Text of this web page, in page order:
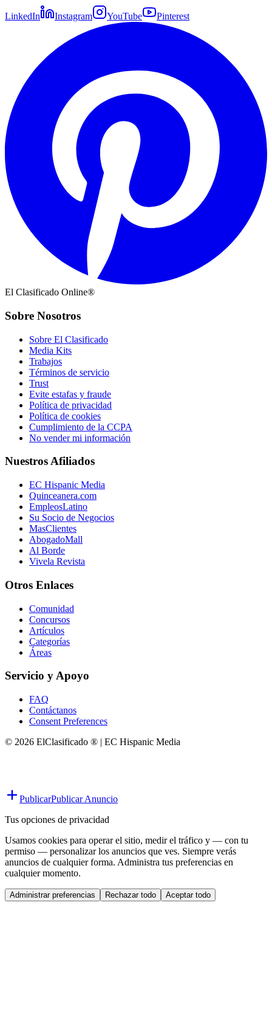
LinkedIn Instagram YouTube Pinterest
El Clasificado Online®
Sobre Nosotros
Sobre El Clasificado
Media Kits
Trabajos
Términos de servicio
Trust
Evite estafas y fraude
Política de privacidad
Política de cookies
Cumplimiento de la CCPA
No vender mi información
Nuestros Afiliados
EC Hispanic Media
Quinceanera.com
EmpleosLatino
Su Socio de Negocios
MasClientes
AbogadoMall
Al Borde
Vivela Revista
Otros Enlaces
Comunidad
Concursos
Artículos
Categorías
Áreas
Servicio y Apoyo
FAQ
Contáctanos
Consent Preferences
© 2026 ElClasificado ® | EC Hispanic Media
PublicarPublicar Anuncio
Tus opciones de privacidad
Usamos cookies para operar el sitio, medir el tráfico y — con tu
permiso — personalizar los anuncios que ves. Siempre verás
anuncios de cualquier forma. Administra tus preferencias en
cualquier momento.
Administrar preferencias Rechazar todo Aceptar todo